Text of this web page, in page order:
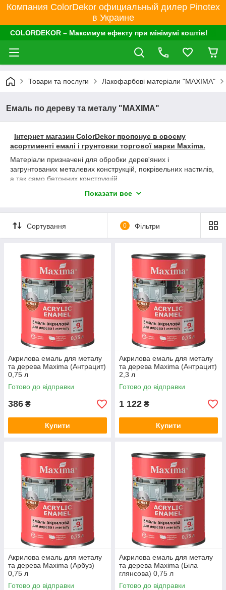
Компания ColorDekor официальный дилер Pinotex
в Украине
COLORDEKOR – Максимум ефекту при мінімумі коштів!
Товари та послуги Лакофарбові матеріали "MAXIMA"
Емаль по дереву та металу "MAXIMA"
Інтернет магазин ColorDekor пропонує в своєму
асортименті емалі і грунтовки торгової марки Maxima.
Матеріали призначені для обробки дерев'яних і
загрунтованих металевих конструкцій, покрівельних настилів,
а так само бетонних конструкцій.
Фарби володіють хорошою тиксотропностью, покривістістю,
Засоби утворюють стійку до миття і атмосферних впливів
кольорову плівку не має їдкого запаху.
Екологічно чистий продукт є безпечним для вашого здоров'я.
Показати все
Сортування 0 Фільтри
Акрилова емаль для металу
та дерева Maxima (Антрацит)
0,75 л
Готово до відправки
386 ₴
Купити
Акрилова емаль для металу
та дерева Maxima (Антрацит)
2,3 л
Готово до відправки
1 122 ₴
Купити
Акрилова емаль для металу
та дерева Maxima (Арбуз)
0,75 л
Готово до відправки
Акрилова емаль для металу
та дерева Maxima (Біла
глянсова) 0,75 л
Готово до відправки